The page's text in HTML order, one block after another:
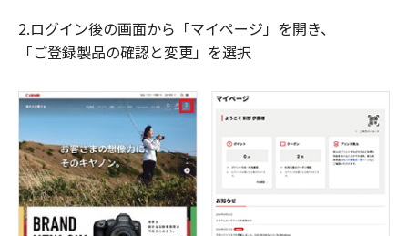
2.ログイン後の画面から「マイページ」を開き、
「ご登録製品の確認と変更」を選択